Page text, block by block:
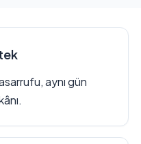
aynı gün